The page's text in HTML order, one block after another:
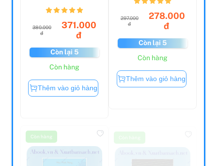
(with CD-ROM)
380.000
đ
371.000
đ
Còn lại 5
Còn hàng
Thêm vào giỏ hàng
297.000
đ
278.000
đ
Còn lại 5
Còn hàng
Thêm vào giỏ hàng